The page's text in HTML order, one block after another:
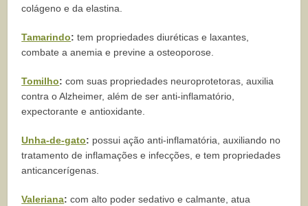
colágeno e da elastina.
Tamarindo: tem propriedades diuréticas e laxantes,
combate a anemia e previne a osteoporose.
Tomilho: com suas propriedades neuroprotetoras, auxilia
contra o Alzheimer, além de ser anti-inflamatório,
expectorante e antioxidante.
Unha-de-gato: possui ação anti-inflamatória, auxiliando no
tratamento de inflamações e infecções, e tem propriedades
anticancerígenas.
Valeriana: com alto poder sedativo e calmante, atua